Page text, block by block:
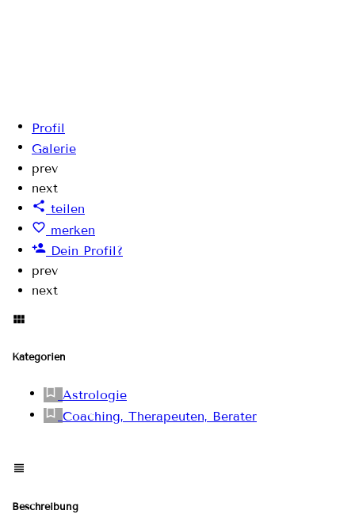
Profil
Galerie
prev
next
teilen
merken
Dein Profil?
prev
next
Kategorien
Astrologie
Coaching, Therapeuten, Berater
Beschreibung